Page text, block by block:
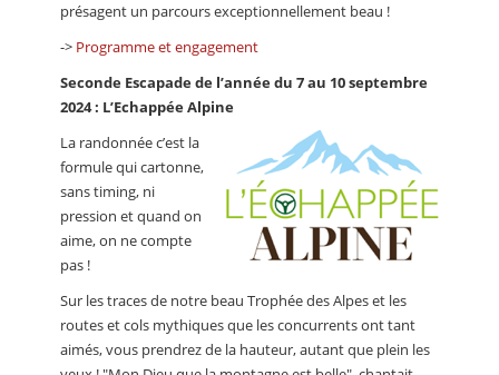
présagent un parcours exceptionnellement beau !
-> Programme et engagement
Seconde Escapade de l’année du 7 au 10 septembre
2024 : L’Echappée Alpine
La randonnée c’est la
formule qui cartonne,
sans timing, ni
pression et quand on
aime, on ne compte
pas !
Sur les traces de notre beau Trophée des Alpes et les
routes et cols mythiques que les concurrents ont tant
aimés, vous prendrez de la hauteur, autant que plein les